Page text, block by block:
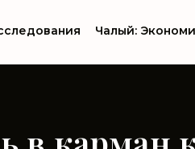
Чалый: